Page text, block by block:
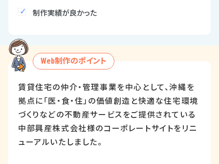
制作実績が良かった
Web制作のポイント
賃貸住宅の仲介・管理事業を中心として、沖縄を
拠点に「医・食・住」の価値創造と快適な住宅環境
づくりなどの不動産サービスをご提供されている
中部興産株式会社様のコーポレートサイトをリニ
ューアルいたしました。